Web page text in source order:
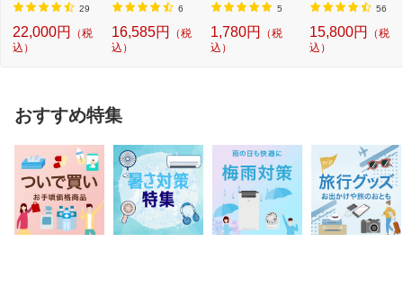
29
22,000円
（税
込）
6
16,585円
（税
込）
24...
5
1,780円
（税
込）
56
15,800円
（税
込）
おすすめ特集